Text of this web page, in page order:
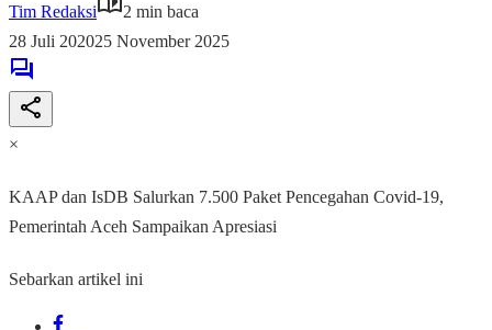
Tim Redaksi
2 min baca
28 Juli 202025 November 2025
×
KAAP dan IsDB Salurkan 7.500 Paket Pencegahan Covid-19,
Pemerintah Aceh Sampaikan Apresiasi
Sebarkan artikel ini